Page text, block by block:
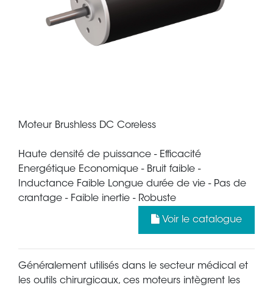
Moteur Brushless DC Coreless
Haute densité de puissance - Efficacité
Energétique Economique - Bruit faible -
Inductance Faible Longue durée de vie - Pas de
crantage - Faible inertie - Robuste
Voir le catalogue
Généralement utilisés dans le secteur médical et
les outils chirurgicaux, ces moteurs intègrent les